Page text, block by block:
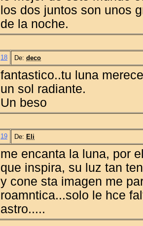
los dos juntos son unos
de la noche.
18 De: deco
fantastico..tu luna
un sol radiante.
Un beso
19 De: Eli
me encanta la luna, por
que inspira, su luz tan
y cone sta imagen me
roamntica...solo le hce
astro.....